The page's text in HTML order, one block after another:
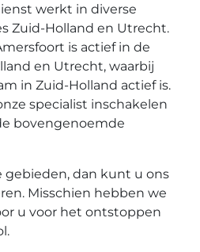
werkt in diverse
Zuid-Holland en Utrecht.
is actief in de
en Utrecht, waarbij
in Zuid-Holland actief is.
specialist inschakelen
bovengenoemde
gebieden, dan kunt u ons
Misschien hebben we
u voor het ontstoppen